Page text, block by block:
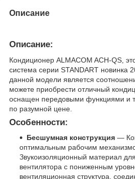
Описание
Описание:
Кондиционер ALMACOM ACH-QS,
система серии STANDART новинка
данной модели является
можете приобрести отличный
оснащен передовыми функциями и
по разумной цене.
Особенности:
Бесшумная конструкция —
оптимальным рабочим
Звукоизоляционный материал
вентилятора с пониженным
вентиляционная структура,